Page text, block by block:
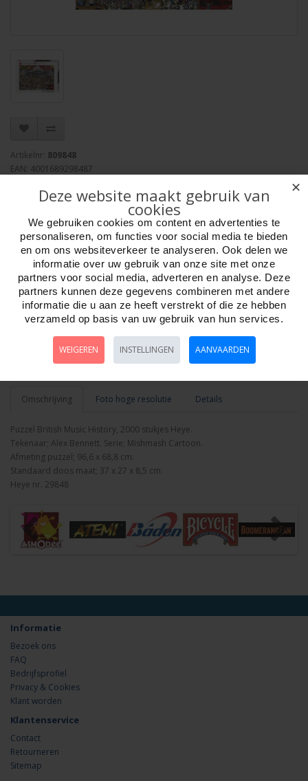
Artikelnr: 809848
EAN: 4001689298487
Minimum afname: 1
Aantal
Bestellen
Omschrijving Foto hoge resolutie Details
Puzzel British Music History, 2000 stukjes Heye.
Tekenaar; Alex Bennett. Serie; Mishmash Cartoon.
Afmeting puzzel; 96,6 x 68,8 cm.
Standaard doos maat; 37 x 27 x 8,5 cm.
Heye nr. 29848
Informatie
Bezoek ons
FAQ
Bedrijfsprofiel
Privacy & Cookies
Klant worden
Klantenservice
Contact
Retourneren
Sitemap
✕
Deze website maakt gebruik van
cookies
We gebruiken cookies om content en advertenties te
personaliseren, om functies voor social media te bieden
en om ons websiteverkeer te analyseren. Ook delen we
informatie over uw gebruik van onze site met onze
partners voor social media, adverteren en analyse. Deze
partners kunnen deze gegevens combineren met andere
informatie die u aan ze heeft verstrekt of die ze hebben
verzameld op basis van uw gebruik van hun services.
WEIGEREN INSTELLINGEN AANVAARDEN